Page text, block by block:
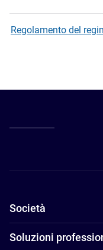
Regolamento del
Società
Soluzioni